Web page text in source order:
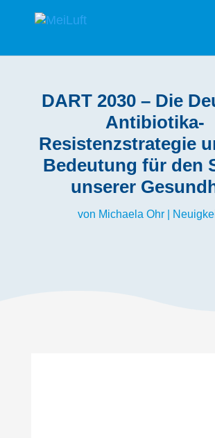
DART 2030 – Die
Antibiotika-
Resistenzstrategie
Bedeutung für den
unserer
von Michaela Ohr